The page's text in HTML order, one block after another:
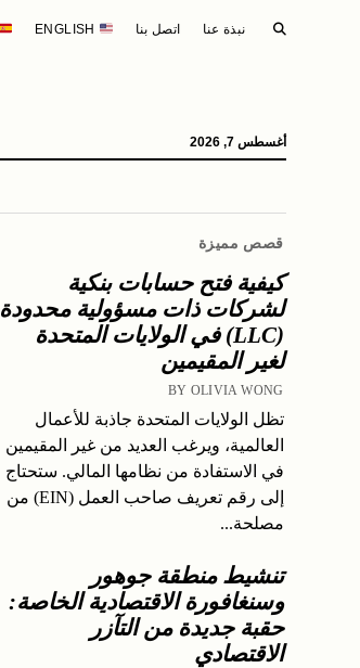
SEARCH
نبذة عنا اتصل بنا
أغسطس 7, 2026
قصص مميزة
كيفية فتح حسابات بنكية
لشركات ذات مسؤولية محدودة
(LLC) في الولايات المتحدة
لغير المقيمين
BY OLIVIA WONG
تظل الولايات المتحدة جاذبة للأعمال
العالمية، ويرغب العديد من غير المقيمين
في الاستفادة من نظامها المالي. ستحتاج
إلى رقم تعريف صاحب العمل (EIN) من
مصلحة...
تنشيط منطقة جوهور
وسنغافورة الاقتصادية الخاصة:
حقبة جديدة من التآزر
الاقتصادي